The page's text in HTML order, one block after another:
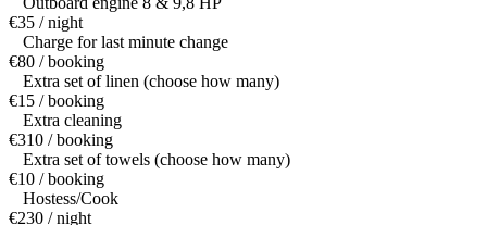
€35 / night
Charge for last minute change
€80 / booking
Extra set of linen (choose how many)
€15 / booking
Extra cleaning
€310 / booking
Extra set of towels (choose how many)
€10 / booking
Hostess/Cook
€230 / night